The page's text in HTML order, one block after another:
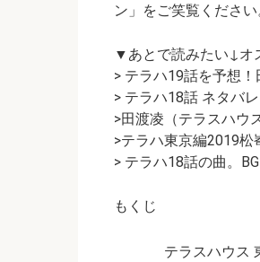
ン」 をご笑覧くださ
▼あとで読みたい↓オ
> テラハ19話を予想
> テラハ18話 ネタバ
>田渡凌（テラスハウ
>テラハ東京編2019松
> テラハ18話の曲。
もくじ
テラスハウス